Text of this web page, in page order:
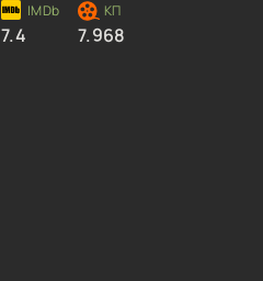
7.4 7.968